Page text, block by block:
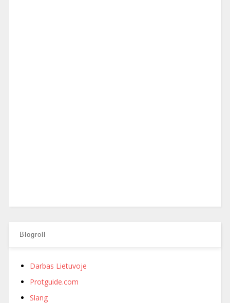
Blogroll
Darbas Lietuvoje
Protguide.com
Slang